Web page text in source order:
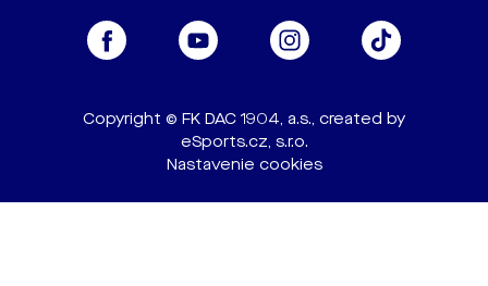
Copyright © FK DAC 1904, a.s., created by
eSports.cz, s.r.o.
Nastavenie cookies